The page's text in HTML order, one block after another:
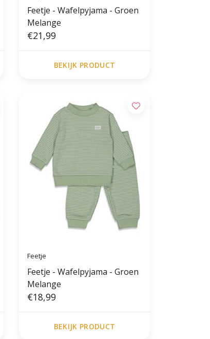
Feetje - Wafelpyjama - Groen
Melange
€21,99
BEKIJK PRODUCT
Feetje
Feetje - Wafelpyjama - Groen
Melange
€18,99
BEKIJK PRODUCT